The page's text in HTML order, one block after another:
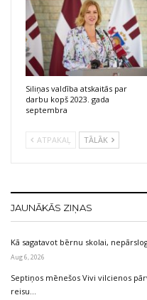
Siliņas valdība atskaitās par
darbu kopš 2023. gada
septembra
ATPAKAĻ TĀLĀK
JAUNĀKĀS ZIŅAS
Kā sagatavot bērnu skolai,
Aug 6, 2026
Septiņos mēnešos Vivi vilcienos
reisu…